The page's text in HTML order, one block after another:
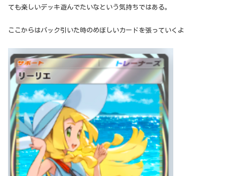
ても楽しいデッキ遊んでたいなという気持ちではある。
ここからはパック引いた時のめぼしいカードを張っていくよ